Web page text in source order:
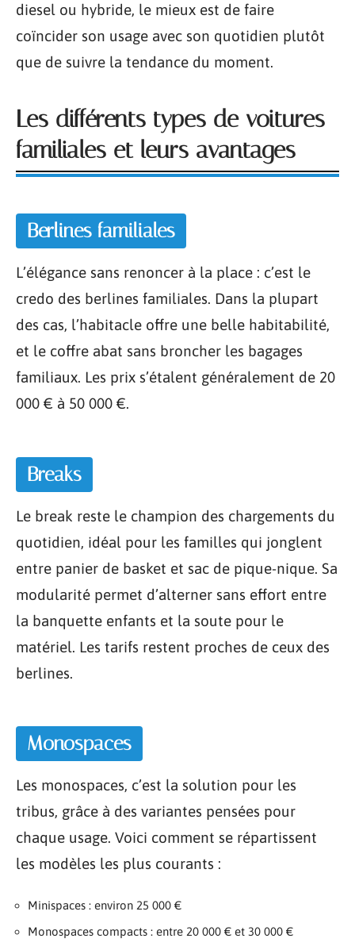
diesel ou hybride, le mieux est de faire
coïncider son usage avec son quotidien plutôt
que de suivre la tendance du moment.
Les différents types de voitures
familiales et leurs avantages
Berlines familiales
L’élégance sans renoncer à la place : c’est le
credo des berlines familiales. Dans la plupart
des cas, l’habitacle offre une belle habitabilité,
et le coffre abat sans broncher les bagages
familiaux. Les prix s’étalent généralement de 20
000 € à 50 000 €.
Breaks
Le break reste le champion des chargements du
quotidien, idéal pour les familles qui jonglent
entre panier de basket et sac de pique-nique. Sa
modularité permet d’alterner sans effort entre
la banquette enfants et la soute pour le
matériel. Les tarifs restent proches de ceux des
berlines.
Monospaces
Les monospaces, c’est la solution pour les
tribus, grâce à des variantes pensées pour
chaque usage. Voici comment se répartissent
les modèles les plus courants :
Minispaces : environ 25 000 €
Monospaces compacts : entre 20 000 € et 30 000 €